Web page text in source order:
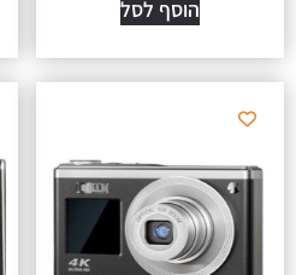
הוסף לסל